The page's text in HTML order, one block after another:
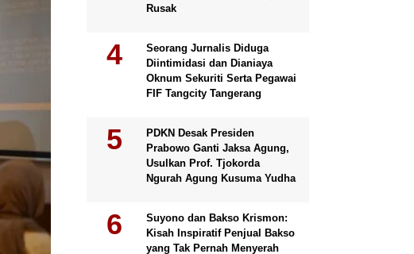
Rusak
Seorang Jurnalis Diduga
Diintimidasi dan Dianiaya
Oknum Sekuriti Serta Pegawai
FIF Tangcity Tangerang
PDKN Desak Presiden
Prabowo Ganti Jaksa Agung,
Usulkan Prof. Tjokorda
Ngurah Agung Kusuma Yudha
Suyono dan Bakso Krismon:
Kisah Inspiratif Penjual Bakso
yang Tak Pernah Menyerah